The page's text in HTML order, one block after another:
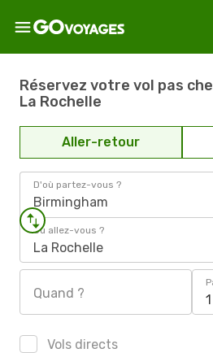
Réservez votre vol pas
La Rochelle
Aller-retour
D'où partez-vous ?
Birmingham
Où allez-vous ?
La Rochelle
Quand ?
Vols directs